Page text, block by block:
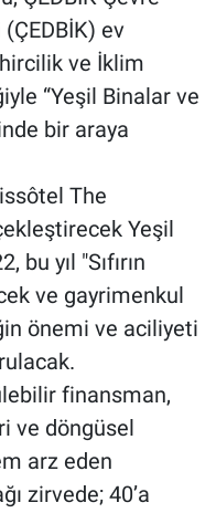
ev
ve İklim
“Yeşil Binalar ve
bir araya
The
Yeşil
bu yıl "Sıfırın
ve gayrimenkul
önemi ve aciliyeti
finansman,
ve döngüsel
arz eden
zirvede; 40’a